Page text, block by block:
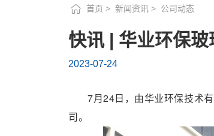
首页 新闻资讯 公司动态
快讯 | 华业环保
2023-07-24
7月24日， 由华业环保技术
司。